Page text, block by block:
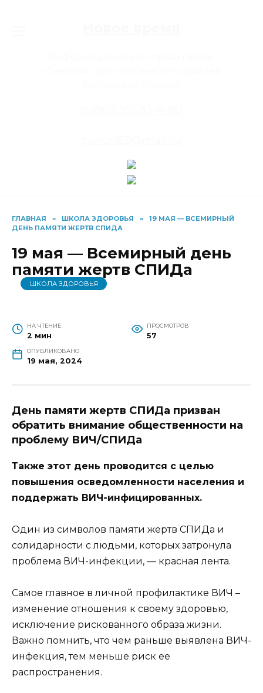
ГЛАВНАЯ » ШКОЛА ЗДОРОВЬЯ »
19 МАЯ — ВСЕМИРНЫЙ
ДЕНЬ ПАМЯТИ ЖЕРТВ СПИДА
19 мая — Всемирный день
памяти жертв СПИДа
ШКОЛА ЗДОРОВЬЯ
НА ЧТЕНИЕ
2 мин
ПРОСМОТРОВ
57
ОПУБЛИКОВАНО
19 мая, 2024
День памяти жертв СПИДа призван
обратить внимание общественности на
проблему ВИЧ/СПИДа
Также этот день проводится с целью
повышения осведомленности населения и
поддержать ВИЧ-инфицированных.
Один из символов памяти жертв СПИДа и
солидарности с людьми, которых затронула
проблема ВИЧ-инфекции, — красная лента.
Самое главное в личной профилактике ВИЧ –
изменение отношения к своему здоровью,
исключение рискованного образа жизни.
Важно помнить, что чем раньше выявлена ВИЧ-
инфекция, тем меньше риск ее
распространения.